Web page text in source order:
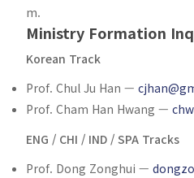
m.
Ministry Formation
Korean Track
Prof. Chul Ju Han —
Prof. Cham Han Hwang —
ENG / CHI / IND / SPA Tracks
Prof. Dong Zonghui —